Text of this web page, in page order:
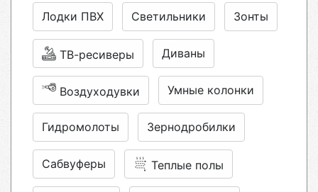
Лодки ПВХ Светильники Зонты
ТВ-ресиверы Диваны
Воздуходувки Умные колонки
Гидромолоты Зернодробилки
Сабвуферы Теплые полы